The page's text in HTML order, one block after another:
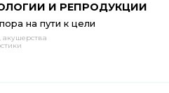
И РЕПРОДУКЦИИ
на пути к цели
акушерства